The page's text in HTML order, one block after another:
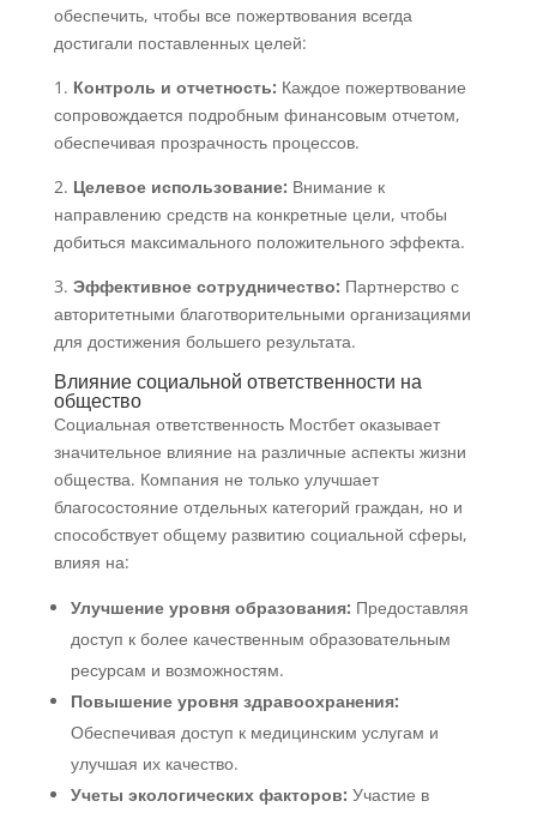
обеспечить, чтобы все пожертвования всегда
достигали поставленных целей:
1. Контроль и отчетность: Каждое пожертвование
сопровождается подробным финансовым отчетом,
обеспечивая прозрачность процессов.
2. Целевое использование: Внимание к
направлению средств на конкретные цели, чтобы
добиться максимального положительного эффекта.
3. Эффективное сотрудничество: Партнерство с
авторитетными благотворительными организациями
для достижения большего результата.
Влияние социальной ответственности на
общество
Социальная ответственность Мостбет оказывает
значительное влияние на различные аспекты жизни
общества. Компания не только улучшает
благосостояние отдельных категорий граждан, но и
способствует общему развитию социальной сферы,
влияя на:
Улучшение уровня образования: Предоставляя
доступ к более качественным образовательным
ресурсам и возможностям.
Повышение уровня здравоохранения:
Обеспечивая доступ к медицинским услугам и
улучшая их качество.
Учеты экологических факторов: Участие в